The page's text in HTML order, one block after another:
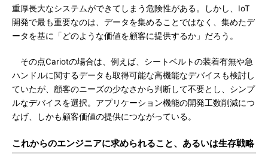
重厚長大なシステムができてしまう危険性がある。しかし、IoT
開発で最も重要なのは、データを集めることではなく、集めたデ
ータを基に「どのような価値を顧客に提供するか」だろう。
その点Cariotの場合は、例えば、シートベルトの装着有無や急
ハンドルに関するデータも取得可能な高機能なデバイスも検討し
ていたが、顧客のニーズの少なさから判断して不要とし、シンプ
ルなデバイスを選択。アプリケーション機能の開発工数削減につ
なげ、しかも顧客価値の提供につながっている。
これからのエンジニアに求められること、あるいは生存戦略